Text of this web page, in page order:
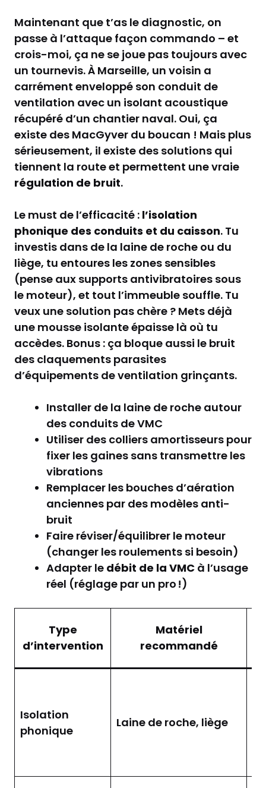
Maintenant que t’as le diagnostic, on
passe à l’attaque façon commando – et
crois-moi, ça ne se joue pas toujours avec
un tournevis. À Marseille, un voisin a
carrément enveloppé son conduit de
ventilation avec un isolant acoustique
récupéré d’un chantier naval. Oui, ça
existe des MacGyver du boucan ! Mais plus
sérieusement, il existe des solutions qui
tiennent la route et permettent une vraie
régulation de bruit.
Le must de l’efficacité : l’isolation
phonique des conduits et du caisson. Tu
investis dans de la laine de roche ou du
liège, tu entoures les zones sensibles
(pense aux supports antivibratoires sous
le moteur), et tout l’immeuble souffle. Tu
veux une solution pas chère ? Mets déjà
une mousse isolante épaisse là où tu
accèdes. Bonus : ça bloque aussi le bruit
des claquements parasites
d’équipements de ventilation grinçants.
Installer de la laine de roche autour
des conduits de VMC
Utiliser des colliers amortisseurs pour
fixer les gaines sans transmettre les
vibrations
Remplacer les bouches d’aération
anciennes par des modèles anti-
bruit
Faire réviser/équilibrer le moteur
(changer les roulements si besoin)
Adapter le débit de la VMC à l’usage
réel (réglage par un pro !)
Type
d’intervention
Matériel
recommandé
Isolation
phonique
Laine de roche, liège